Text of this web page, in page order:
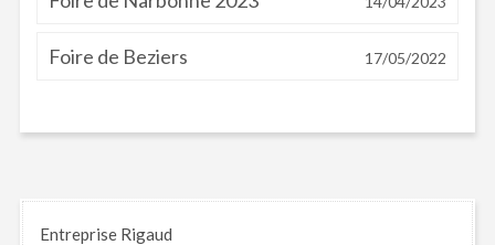
Foire de Beziers 17/05/2022
Entreprise Rigaud